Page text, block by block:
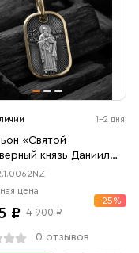
1-2 дня
«Святой
князь Даниил
чернение,
цена
₽ 4 900 ₽
-25%
0 отзывов